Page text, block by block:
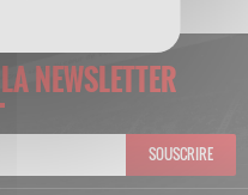
LA NEWSLETTER
SOUSCRIRE